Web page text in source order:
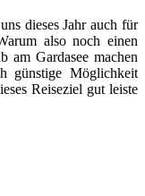
dieses Jahr auch für
also noch einen
am Gardasee machen
günstige Möglichkeit
Reiseziel gut leiste